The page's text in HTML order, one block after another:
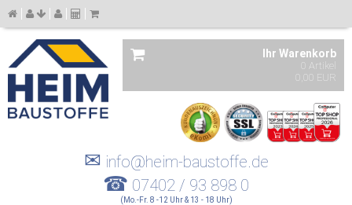
Ihr Warenkorb
0 Artikel
0,00 EUR
✉ info@heim-baustoffe.de
☎ 07402 / 93 898 0
(Mo.-Fr. 8 -12 Uhr & 13 - 18 Uhr)